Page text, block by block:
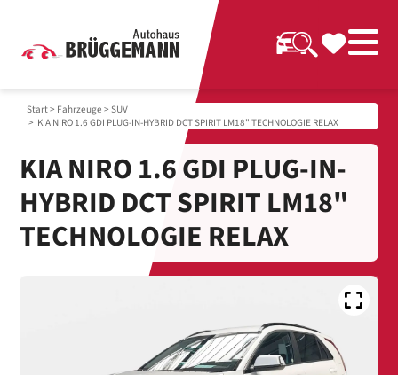
Start> Fahrzeuge > SUV
> KIA NIRO 1.6 GDI PLUG-IN-HYBRID DCT SPIRIT LM18" TECHNOLOGIE RELAX
KIA NIRO 1.6 GDI PLUG-IN-
HYBRID DCT SPIRIT LM18"
TECHNOLOGIE RELAX